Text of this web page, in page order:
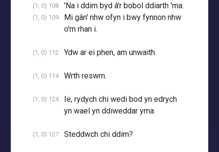
(1, 0) 108 'Na i ddim byd â'r bobol ddiarth 'ma.
(1, 0) 109
Mi gân' nhw ofyn i bwy fynnon nhw
o'm rhan i.
(1, 0) 112 Ydw ar ei phen, am unwaith.
(1, 0) 114 Wrth reswm.
(1, 0) 124
Ie, rydych chi wedi bod yn edrych
yn wael yn ddiweddar yma.
(1, 0) 127 Steddwch chi ddim?